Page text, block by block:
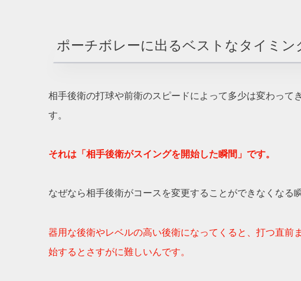
ポーチボレーに出るベストなタイミン
相手後衛の打球や前衛のスピードによって多少は変わって
す。
それは「相手後衛がスイングを開始した瞬間」です。
なぜなら相手後衛がコースを変更することができなくなる
器用な後衛やレベルの高い後衛になってくると、打つ直
始するとさすがに難しいんです。